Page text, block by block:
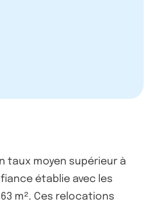
taux moyen supérieur à
établie avec les
m². Ces relocations